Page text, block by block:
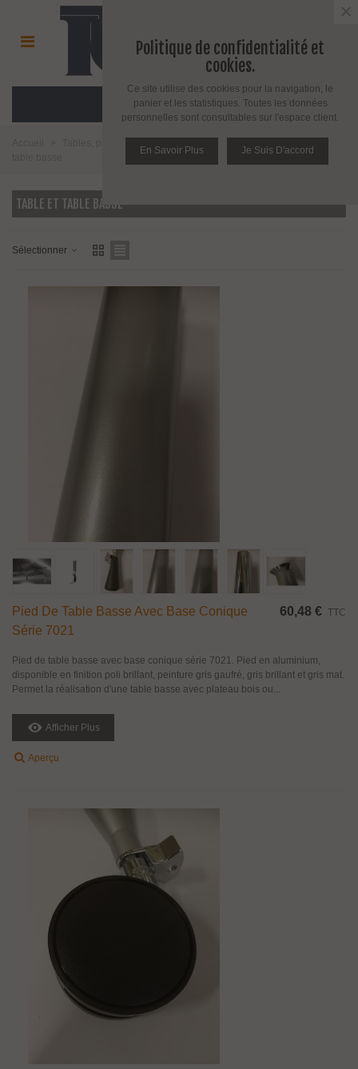
MENU
TABLE ET TABLE BASSE
Sélectionner
Pied De Table Basse Avec Base Conique
Série 7021
60,48 € TTC
Pied de table basse avec base conique série 7021. Pied en aluminium,
disponible en finition poli brillant, peinture gris gaufré, gris brillant et gris mat.
Permet la réalisation d'une table basse avec plateau bois ou...
Afficher Plus
Aperçu
Politique de confidentialité et
cookies.
Ce site utilise des cookies pour la navigation, le
panier et les statistiques. Toutes les données
personnelles sont consultables sur l'espace client.
En Savoir Plus Je Suis D'accord